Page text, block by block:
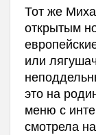
Тот же
открытым
или
это на
меню с
смотрела